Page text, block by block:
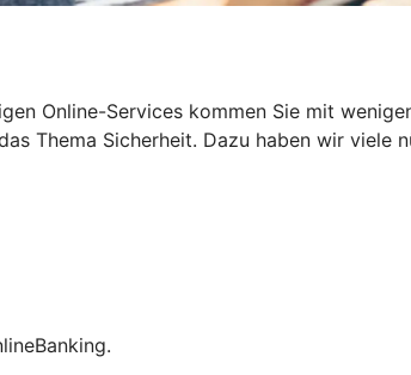
Online-Services kommen Sie mit
Thema Sicherheit. Dazu haben wir viele